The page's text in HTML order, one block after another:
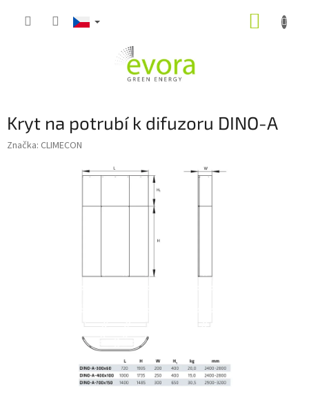
Kryt na potrubí k difuzoru DINO-A
Značka: CLIMECON